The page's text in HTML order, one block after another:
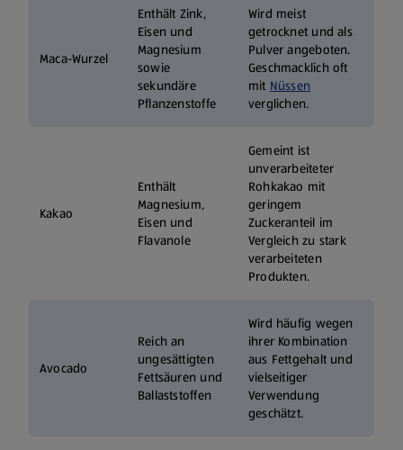
Maca-Wurzel
Enthält Zink,
Eisen und
Magnesium
sowie
sekundäre
Pflanzenstoffe
Wird meist
getrocknet und als
Pulver angeboten.
Geschmacklich oft
mit Nüssen
verglichen.
Kakao
Enthält
Magnesium,
Eisen und
Flavanole
Gemeint ist
unverarbeiteter
Rohkakao mit
geringem
Zuckeranteil im
Vergleich zu stark
verarbeiteten
Produkten.
Avocado
Reich an
ungesättigten
Fettsäuren und
Ballaststoffen
Wird häufig wegen
ihrer Kombination
aus Fettgehalt und
vielseitiger
Verwendung
geschätzt.